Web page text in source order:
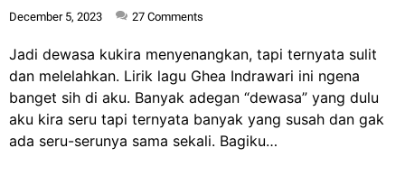
December 5, 2023 27 Comments
Jadi dewasa kukira menyenangkan, tapi ternyata sulit
dan melelahkan. Lirik lagu Ghea Indrawari ini ngena
banget sih di aku. Banyak adegan “dewasa” yang dulu
aku kira seru tapi ternyata banyak yang susah dan gak
ada seru-serunya sama sekali. Bagiku…